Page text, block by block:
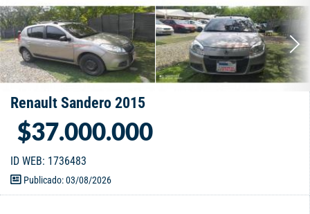
Renault Sandero 2015
$37.000.000
ID WEB: 1736483
Publicado: 03/08/2026